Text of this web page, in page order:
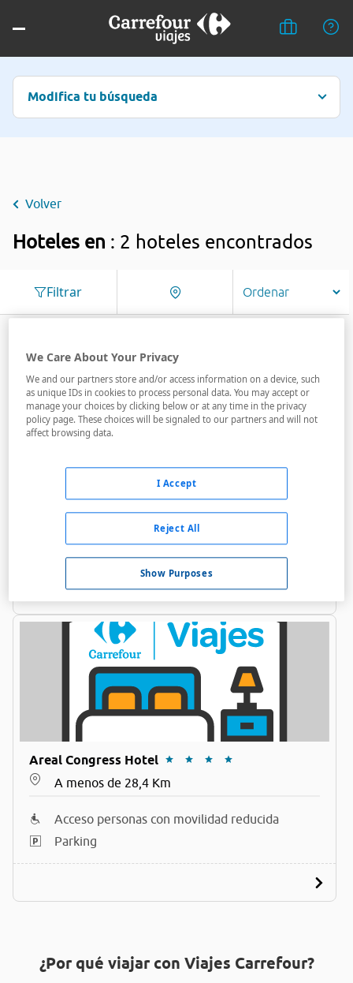
Modifica tu búsqueda
Volver
Hoteles en : 2 hoteles encontrados
Filtrar
Aniva Park
A menos de 5,85 Km
Acceso personas con movilidad reducida
Parking
Areal Congress Hotel
A menos de 28,4 Km
Acceso personas con movilidad reducida
Parking
¿Por qué viajar con Viajes Carrefour?
We Care About Your Privacy
We and our partners store and/or access information on a device, such
as unique IDs in cookies to process personal data. You may accept or
manage your choices by clicking below or at any time in the privacy
policy page. These choices will be signaled to our partners and will not
affect browsing data.
Show Purposes
Reject All
I Accept